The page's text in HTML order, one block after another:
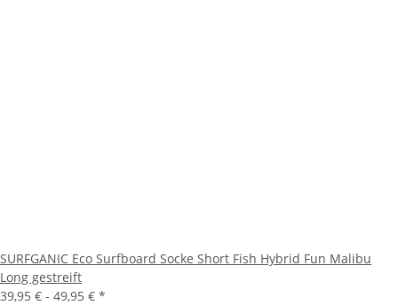
SURFGANIC Eco Surfboard Socke Short Fish Hybrid Fun Malibu
Long gestreift
39,95 € - 49,95 € *